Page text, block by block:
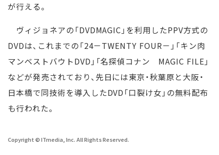
が行える。
ヴィジョネアの「DVDMAGIC」を利用したPPV方式の
DVDは、これまでの「24－TWENTY FOUR－」「キン肉
マンベストバウトDVD」「名探偵コナン MAGIC FILE」
などが発売されており、先日には東京・秋葉原と大阪・
日本橋で同技術を導入したDVD「口裂け女」の無料配布
も行われた。
Copyright © ITmedia, Inc. All Rights Reserved.